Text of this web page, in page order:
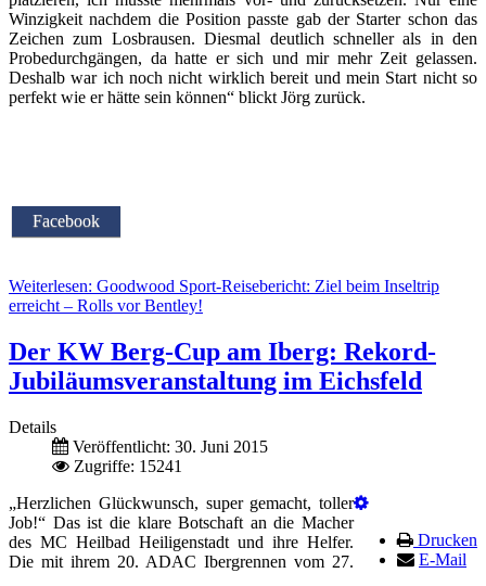
Winzigkeit nachdem die Position passte gab der Starter schon das
Zeichen zum Losbrausen. Diesmal deutlich schneller als in den
Probedurchgängen, da hatte er sich und mir mehr Zeit gelassen.
Deshalb war ich noch nicht wirklich bereit und mein Start nicht so
perfekt wie er hätte sein können“ blickt Jörg zurück.
Facebook
Weiterlesen: Goodwood Sport-Reisebericht: Ziel beim Inseltrip
erreicht – Rolls vor Bentley!
Der KW Berg-Cup am Iberg: Rekord-
Jubiläumsveranstaltung im Eichsfeld
Details
Veröffentlicht: 30. Juni 2015
Zugriffe: 15241
Drucken
E-Mail
„Herzlichen Glückwunsch, super gemacht, toller
Job!“ Das ist die klare Botschaft an die Macher
des MC Heilbad Heiligenstadt und ihre Helfer.
Die mit ihrem 20. ADAC Ibergrennen vom 27.